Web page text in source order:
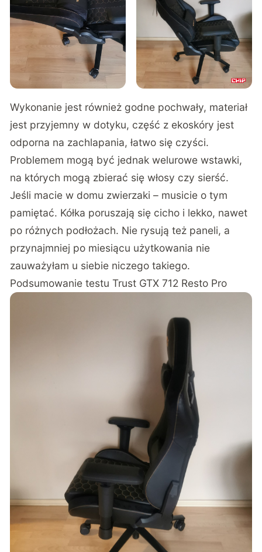
Wykonanie jest również godne pochwały, materiał
jest przyjemny w dotyku, część z ekoskóry jest
odporna na zachlapania, łatwo się czyści.
Problemem mogą być jednak welurowe wstawki,
na których mogą zbierać się włosy czy sierść.
Jeśli macie w domu zwierzaki – musicie o tym
pamiętać. Kółka poruszają się cicho i lekko, nawet
po różnych podłożach. Nie rysują też paneli, a
przynajmniej po miesiącu użytkowania nie
zauważyłam u siebie niczego takiego.
Podsumowanie testu Trust GTX 712 Resto Pro